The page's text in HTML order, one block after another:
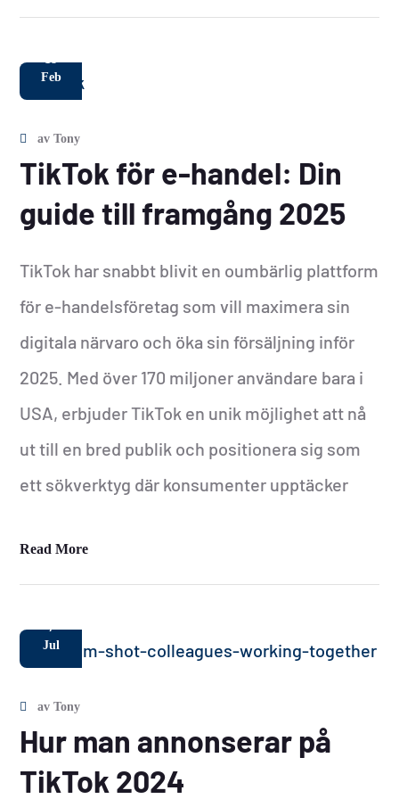
18
Feb
avTony
TikTok för e-handel: Din
guide till framgång 2025
TikTok har snabbt blivit en oumbärlig plattform
för e-handelsföretag som vill maximera sin
digitala närvaro och öka sin försäljning inför
2025. Med över 170 miljoner användare bara i
USA, erbjuder TikTok en unik möjlighet att nå
ut till en bred publik och positionera sig som
ett sökverktyg där konsumenter upptäcker
Read More
7
Jul
avTony
Hur man annonserar på
TikTok 2024